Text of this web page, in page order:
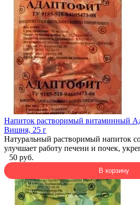
Напиток растворимый витаминный
Вишня, 25 г
Натуральный растворимый напиток
улучшает работу печени и почек,
50 руб.
В корзину